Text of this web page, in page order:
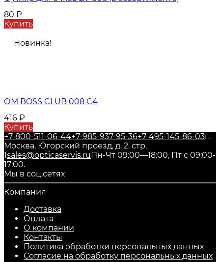
80 ₽
Купить
Новинка!
ОМ BOSS CLUB 008 C4
416 ₽
Купить
+7-800-511-06-44+7-985-937-95-36+7-495-145-86-03г.
Москва, Югорский проезд, д. 2, стр.
1sales@opticaservis.ruПн-Чт 09:00—18:00, Пт с 09:00-
17:00.
Мы в соц.сетях
Компания
Доставка
Оплата
О компании
Контакты
Политика обработки персональных данных
Согласие на обработку персональных данных